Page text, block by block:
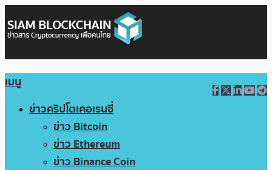
เมนู
ข่าวคริปโตเคอเรนซี่
ข่าว Bitcoin
ข่าว Ethereum
ข่าว Binance Coin